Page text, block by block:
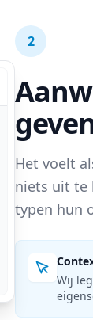
2
Het voelt
niets uit te
typen hun
Wij